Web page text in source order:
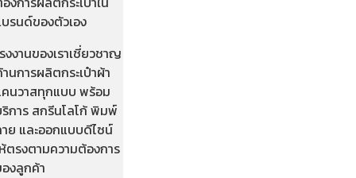
รนด์ของตัวเอง
งงานของเราเชี่ยวชาญ
นการผลิตกระเป๋าผ้า
นวาสทุกแบบ พร้อม
การ สกรีนโลโก้ พิมพ์
ย และออกแบบดีไซน์
ตรงตามความต้องการ
งลูกค้า